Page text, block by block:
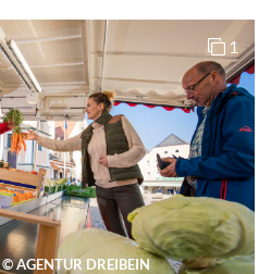
©AGENTUR DREIBEIN
1